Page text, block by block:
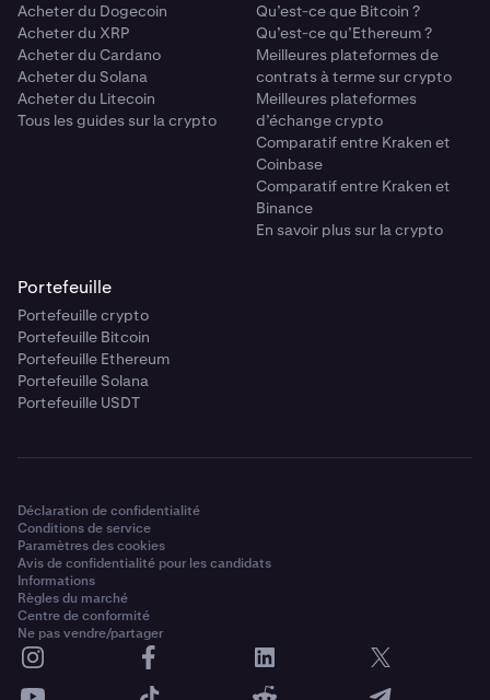
Acheter du Dogecoin
Acheter du XRP
Acheter du Cardano
Acheter du Solana
Acheter du Litecoin
Tous les guides sur la crypto
Qu’est-ce que Bitcoin ?
Qu’est-ce qu’Ethereum ?
Meilleures plateformes de
contrats à terme sur crypto
Meilleures plateformes
d’échange crypto
Comparatif entre Kraken et
Coinbase
Comparatif entre Kraken et
Binance
En savoir plus sur la crypto
Portefeuille
Portefeuille crypto
Portefeuille Bitcoin
Portefeuille Ethereum
Portefeuille Solana
Portefeuille USDT
Déclaration de confidentialité
Conditions de service
Paramètres des cookies
Avis de confidentialité pour les candidats
Informations
Règles du marché
Centre de conformité
Ne pas vendre/partager